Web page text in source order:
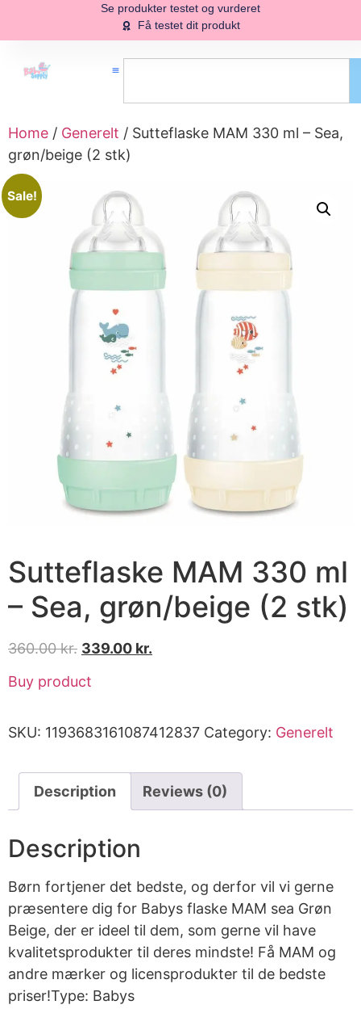
Se produkter testet og vurderet
Få testet dit produkt
Home / Generelt / Sutteflaske MAM 330 ml – Sea,
grøn/beige (2 stk)
Sale!
Sutteflaske MAM 330 ml
– Sea, grøn/beige (2 stk)
360.00kr. 339.00 kr.
Buy product
SKU: 1193683161087412837 Category: Generelt
Description Reviews (0)
Description
Børn fortjener det bedste, og derfor vil vi gerne
præsentere dig for Babys flaske MAM sea Grøn
Beige, der er ideel til dem, som gerne vil have
kvalitetsprodukter til deres mindste! Få MAM og
andre mærker og licensprodukter til de bedste
priser!Type: Babys